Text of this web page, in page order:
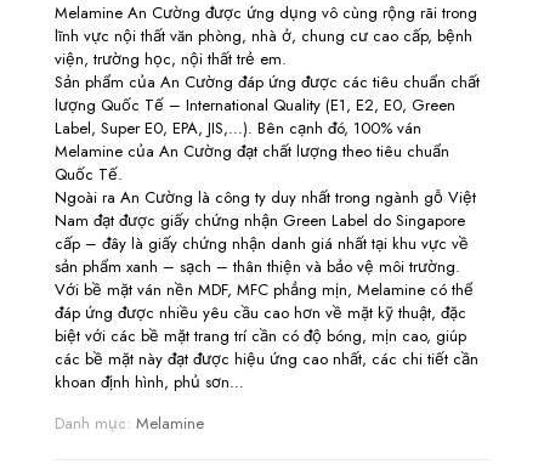
Melamine An Cường được ứng dụng vô cùng rộng rãi trong
lĩnh vực nội thất văn phòng, nhà ở, chung cư cao cấp, bệnh
viện, trường học, nội thất trẻ em.
Sản phẩm của An Cường đáp ứng được các tiêu chuẩn chất
lượng Quốc Tế – International Quality (E1, E2, E0, Green
Label, Super E0, EPA, JIS,…). Bên cạnh đó, 100% ván
Melamine của An Cường đạt chất lượng theo tiêu chuẩn
Quốc Tế.
Ngoài ra An Cường là công ty duy nhất trong ngành gỗ Việt
Nam đạt được giấy chứng nhận Green Label do Singapore
cấp – đây là giấy chứng nhận danh giá nhất tại khu vực về
sản phẩm xanh – sạch – thân thiện và bảo vệ môi trường.
Với bề mặt ván nền MDF, MFC phẳng mịn, Melamine có thể
đáp ứng được nhiều yêu cầu cao hơn về mặt kỹ thuật, đặc
biệt với các bề mặt trang trí cần có độ bóng, mịn cao, giúp
các bề mặt này đạt được hiệu ứng cao nhất, các chi tiết cần
khoan định hình, phủ sơn…
Danh mục: Melamine